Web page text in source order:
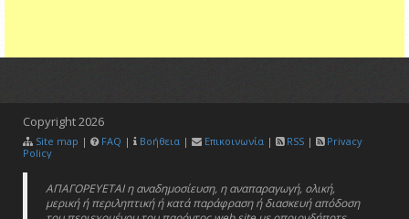
Copyright2026
Site map | FAQ | Βοήθεια | Επικοινωνία | RSS |
Privacy
Policy
ΑΠΑΓΟΡΕΥΕΤΑΙ η αναδημοσίευση, η αναπαραγωγή, ολική,
μερική ή περιληπτική ή κατά παράφραση ή διασκευή απόδοση